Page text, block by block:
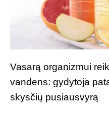
Vasarą organizmui
vandens: gydytoja
skysčių pusiausvyrą